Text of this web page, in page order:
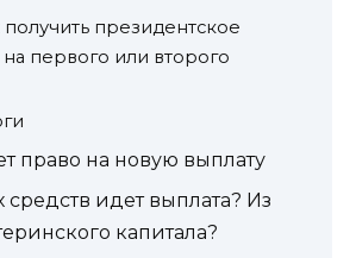
получить президентское
первого или второго
право на новую выплату
средств идет выплата? Из
капитала?